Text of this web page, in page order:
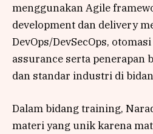
menggunakan Agile
development dan delivery
DevOps/DevSecOps,
assurance serta penerapan
dan standar industri di
Dalam bidang training,
materi yang unik karena